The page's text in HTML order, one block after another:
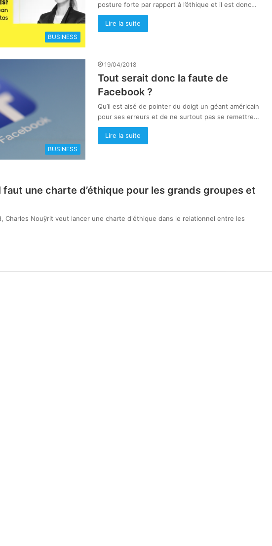
BUSINESS
posture forte par rapport à l’éthique et il est donc…
Lire la suite
BUSINESS
19/04/2018
Tout serait donc la faute de
Facebook ?
Qu’il est aisé de pointer du doigt un géant américain
pour ses erreurs et de ne surtout pas se remettre…
Lire la suite
une charte d’éthique pour les grands groupes et
Charles Nouÿrit veut lancer une charte d'éthique dans le relationnel entre les